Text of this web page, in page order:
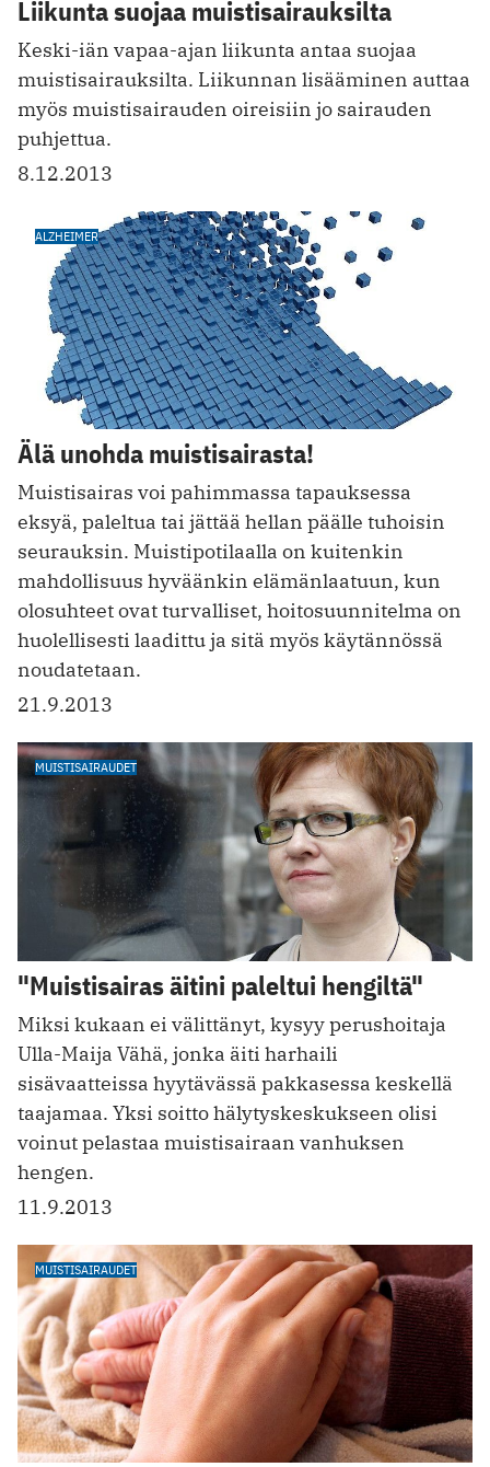
Liikunta suojaa muistisairauksilta
Keski-iän vapaa-ajan liikunta antaa suojaa
muistisairauksilta. Liikunnan lisääminen auttaa
myös muistisairauden oireisiin jo sairauden
puhjettua.
8.12.2013
ALZHEIMER
Älä unohda muistisairasta!
Muistisairas voi pahimmassa tapauksessa
eksyä, paleltua tai jättää hellan päälle tuhoisin
seurauksin. Muistipotilaalla on kuitenkin
mahdollisuus hyväänkin elämänlaatuun, kun
olosuhteet ovat turvalliset, hoitosuunnitelma on
huolellisesti laadittu ja sitä myös käytännössä
noudatetaan.
21.9.2013
MUISTISAIRAUDET
"Muistisairas äitini paleltui hengiltä"
Miksi kukaan ei välittänyt, kysyy perushoitaja
Ulla-Maija Vähä, jonka äiti harhaili
sisävaatteissa hyytävässä pakkasessa keskellä
taajamaa. Yksi soitto hälytyskeskukseen olisi
voinut pelastaa muistisairaan vanhuksen
hengen.
11.9.2013
MUISTISAIRAUDET